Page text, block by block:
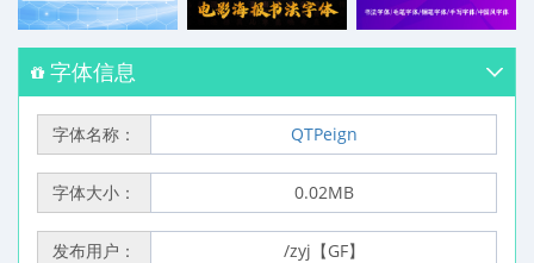
字体信息
字体名称： QTPeign
字体大小： 0.02MB
发布用户： /zyj【GF】